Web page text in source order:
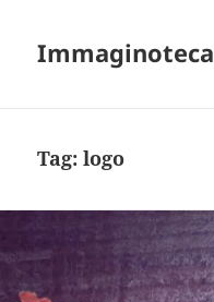
Immaginoteca
Tag:logo